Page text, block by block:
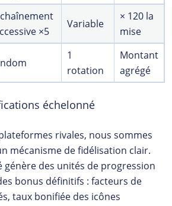
×5
Variable
× 120 la
mise
1
rotation
Montant
agrégé
échelonné
rivales, nous sommes
mécanisme de fidélisation clair.
génère des unités de progression
bonus définitifs : facteurs de
taux bonifiée des icônes